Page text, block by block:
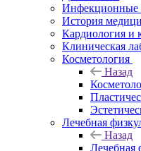
Инфекционные
История
Кардиология и
Клиническая
Косметология
Назад
Лечебная
Назад
Лечебная